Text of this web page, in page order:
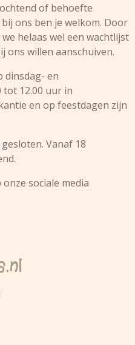
of behoefte
ons ben je welkom. Door
helaas wel een wachtlijst
ons willen aanschuiven.
dinsdag- en
tot 12.00 uur in
en op feestdagen zijn
Vanaf 18
sociale media